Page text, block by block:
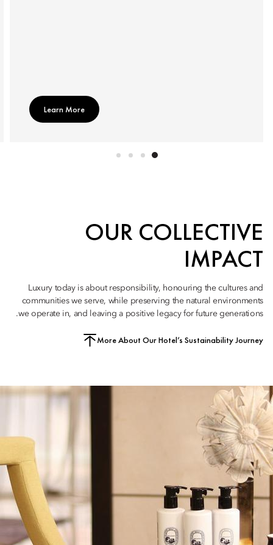
Learn More
OUR COLLECTIVE
IMPACT
Luxury today is about responsibility, honouring the cultures and
communities we serve, while preserving the natural environments
we operate in, and leaving a positive legacy for future generations.
More About Our Hotel’s Sustainability Journey